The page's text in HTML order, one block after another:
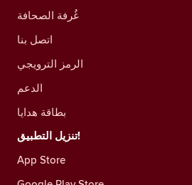
غُرفة الصحافة
اتصل بنا
الرمز الترويجي
الدعم
بطاقة هدايا
تنزيل التطبيق!
App Store